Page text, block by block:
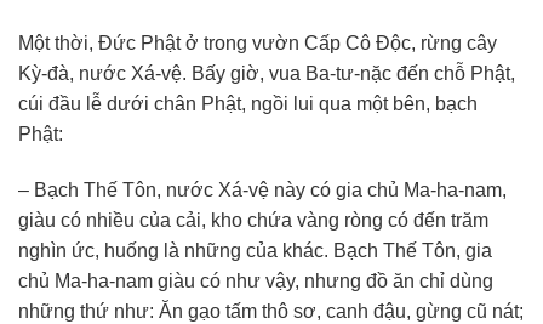
Một thời, Đức Phật ở trong vườn Cấp Cô Độc, rừng cây
Kỳ-đà, nước Xá-vệ. Bấy giờ, vua Ba-tư-nặc đến chỗ Phật,
cúi đầu lễ dưới chân Phật, ngồi lui qua một bên, bạch
Phật:
– Bạch Thế Tôn, nước Xá-vệ này có gia chủ Ma-ha-nam,
giàu có nhiều của cải, kho chứa vàng ròng có đến trăm
nghìn ức, huống là những của khác. Bạch Thế Tôn, gia
chủ Ma-ha-nam giàu có như vậy, nhưng đồ ăn chỉ dùng
những thứ như: Ăn gạo tấm thô sơ, canh đậu, gừng cũ nát;